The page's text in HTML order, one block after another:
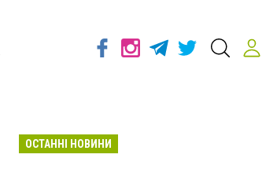
ОСТАННІ НОВИНИ